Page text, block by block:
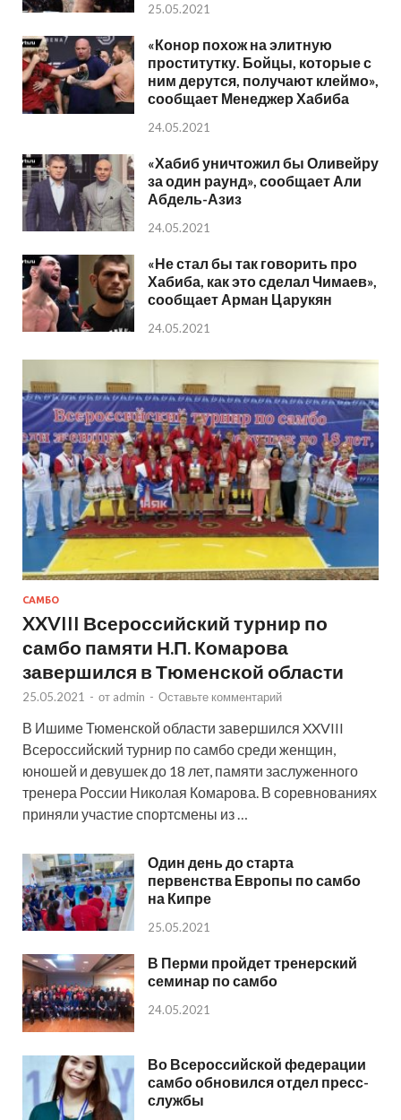
25.05.2021
«Конор похож на элитную
проститутку. Бойцы, которые с
ним дерутся, получают клеймо»,
сообщает Менеджер Хабиба
24.05.2021
«Хабиб уничтожил бы Оливейру
за один раунд», сообщает Али
Абдель-Азиз
24.05.2021
«Не стал бы так говорить про
Хабиба, как это сделал Чимаев»,
сообщает Арман Царукян
24.05.2021
САМБО
XXVIII Всероссийский турнир по
самбо памяти Н.П. Комарова
завершился в Тюменской области
25.05.2021 - от admin - Оставьте комментарий
В Ишиме Тюменской области завершился XXVIII
Всероссийский турнир по самбо среди женщин,
юношей и девушек до 18 лет, памяти заслуженного
тренера России Николая Комарова. В соревнованиях
приняли участие спортсмены из …
Один день до старта
первенства Европы по самбо
на Кипре
25.05.2021
В Перми пройдет тренерский
семинар по самбо
24.05.2021
Во Всероссийской федерации
самбо обновился отдел пресс-
службы